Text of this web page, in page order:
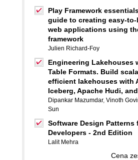
Play Framework
guide to creating easy-
web applications using
framework
Julien Richard-Foy
Engineering Lakehouses
Table Formats. Build
efficient lakehouses with
Iceberg, Apache Hudi,
Dipankar Mazumdar, Vinoth
Sun
Software Design Patterns
Developers - 2nd Edition
Lalit Mehra
Cena